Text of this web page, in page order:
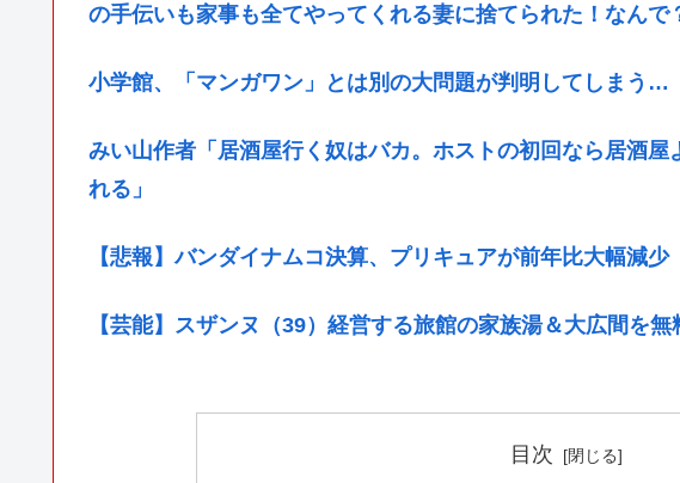
の手伝いも家事も全てやってくれる妻に捨てられた！なんで
小学館、「マンガワン」とは別の大問題が判明してしまう…
みい山作者「居酒屋行く奴はバカ。ホストの初回なら居酒屋
れる」
【悲報】バンダイナムコ決算、プリキュアが前年比大幅減少
【芸能】スザンヌ（39）経営する旅館の家族湯＆大広間を無
目次